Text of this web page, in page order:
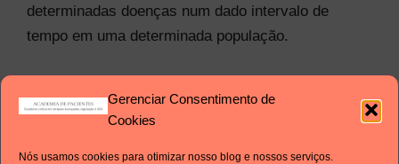
Gerenciar Consentimento de
Cookies
Nós usamos cookies para otimizar nosso blog e nossos serviços.
determinadas doenças num dado intervalo de
tempo em uma determinada população.
©Cláudio Cordovil